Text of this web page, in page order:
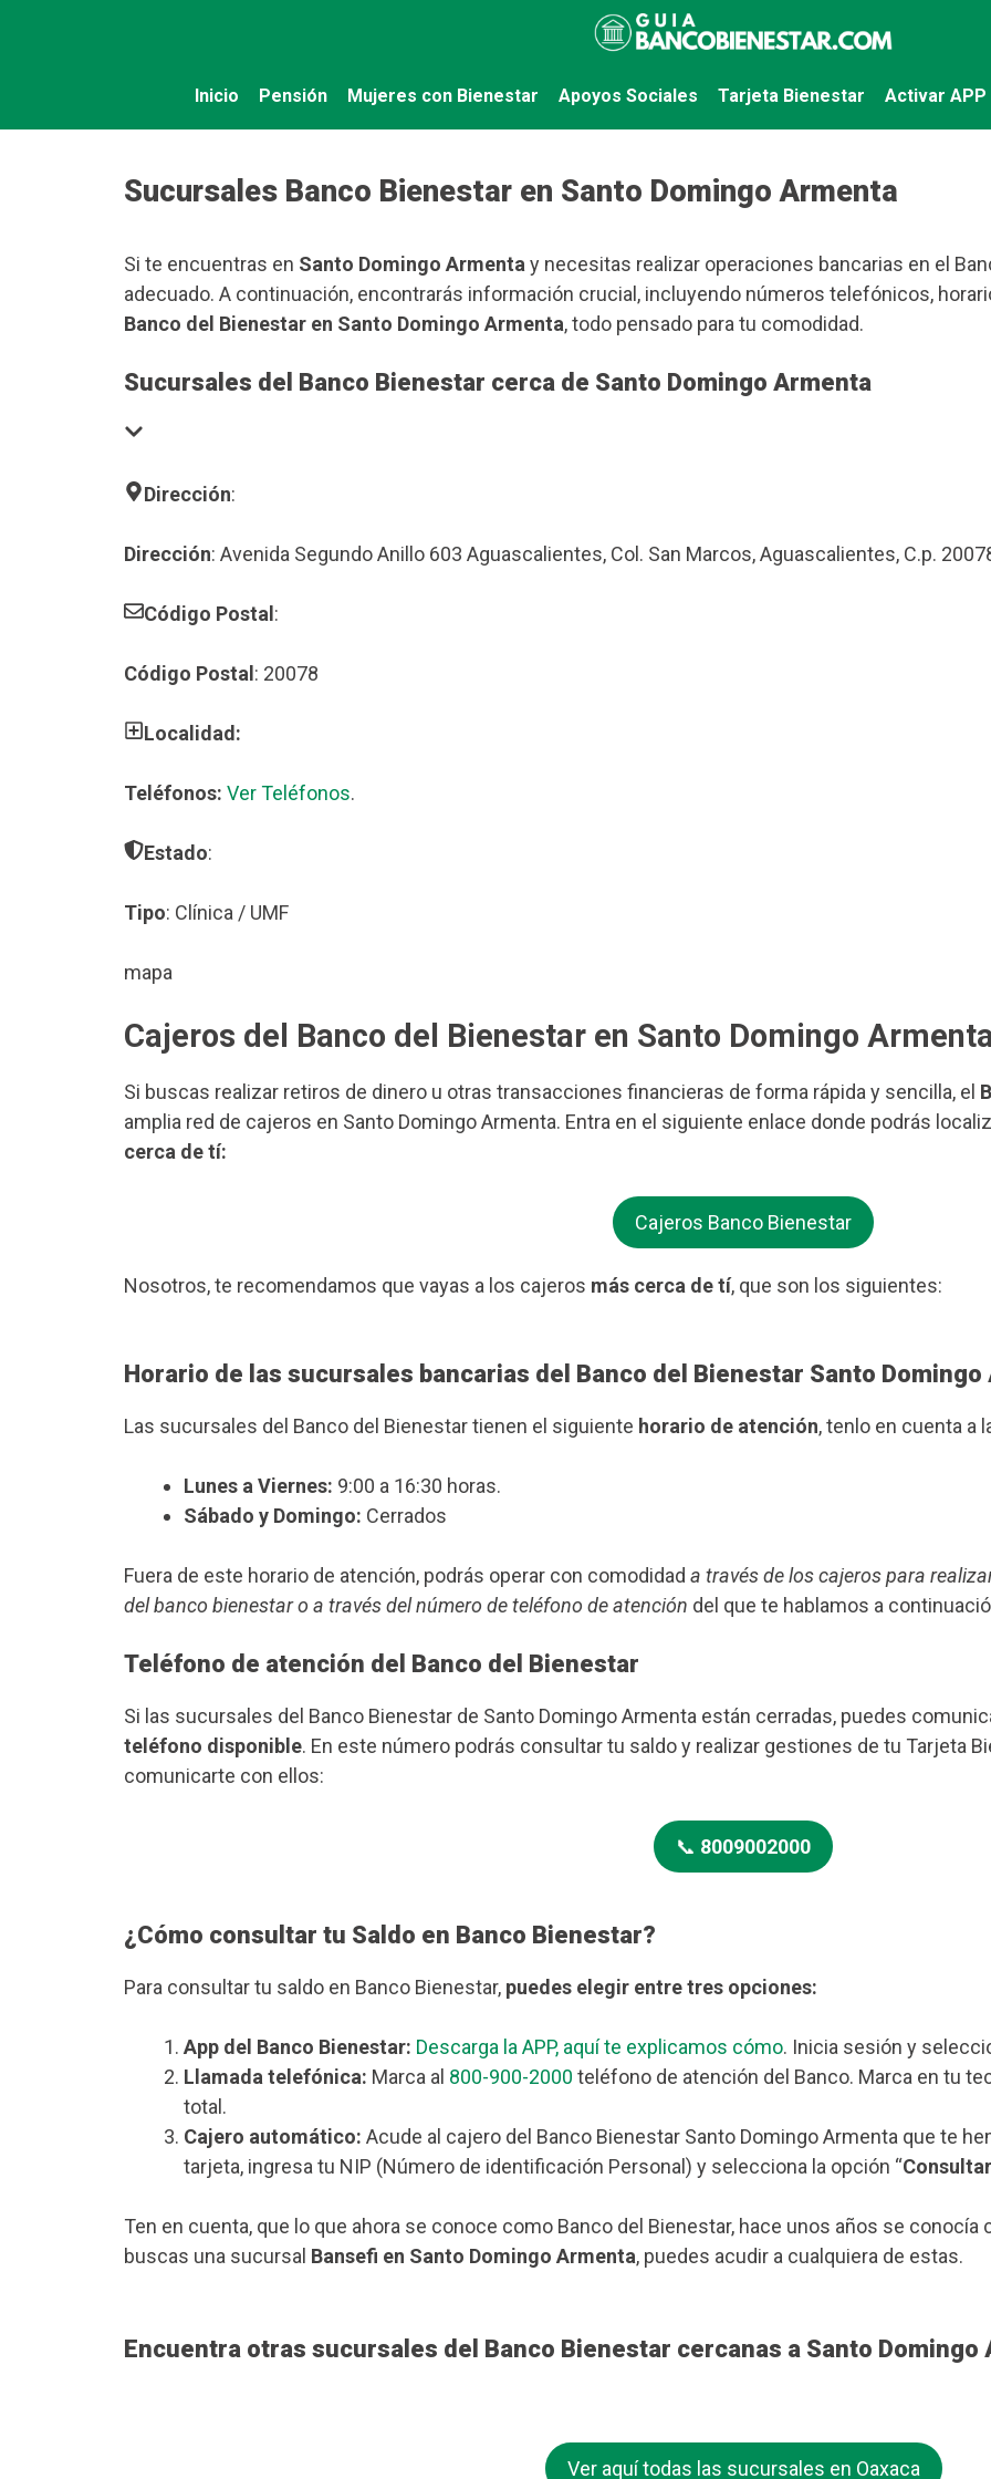
Inicio Pensión Mujeres con Bienestar Apoyos Sociales Tarjeta Bienestar Activar APP
Sucursales Banco Bienestar en Santo Domingo Armenta
Si te encuentras en Santo Domingo Armenta y necesitas realizar operaciones bancarias en el
adecuado. A continuación, encontrarás información crucial, incluyendo números telefónicos,
Banco del Bienestar en Santo Domingo Armenta, todo pensado para tu comodidad.
Sucursales del Banco Bienestar cerca de Santo Domingo Armenta
Dirección:
Dirección: Avenida Segundo Anillo 603 Aguascalientes, Col. San Marcos, Aguascalientes, C.p.
Código Postal :
Código Postal : 20078
Localidad:
Teléfonos: Ver Teléfonos.
Estado:
Tipo: Clínica / UMF
mapa
Cajeros del Banco del Bienestar en Santo Domingo
Si buscas realizar retiros de dinero u otras transacciones financieras de forma rápida y sencilla, el
amplia red de cajeros en Santo Domingo Armenta. Entra en el siguiente enlace donde podrás
cerca de tí:
Cajeros Banco Bienestar
Nosotros, te recomendamos que vayas a los cajeros más cerca de tí, que son los siguientes:
Horario de las sucursales bancarias del Banco del Bienestar Santo Domingo
Las sucursales del Banco del Bienestar tienen el siguiente horario de atención, tenlo en cuenta a
Lunes a Viernes: 9:00 a 16:30 horas.
Sábado y Domingo: Cerrados
Fuera de este horario de atención, podrás operar con comodidad a través de los cajeros para
del banco bienestar o a través del número de teléfono de atención del que te hablamos a
Teléfono de atención del Banco del Bienestar
Si las sucursales del Banco Bienestar de Santo Domingo Armenta están cerradas, puedes
teléfono disponible. En este número podrás consultar tu saldo y realizar gestiones de tu Tarjeta
comunicarte con ellos:
📞 8009002000
¿Cómo consultar tu Saldo en Banco Bienestar?
Para consultar tu saldo en Banco Bienestar, puedes elegir entre tres opciones:
App del Banco Bienestar: Descarga la APP, aquí te explicamos cómo. Inicia sesión y
Llamada telefónica: Marca al 800-900-2000 teléfono de atención del Banco. Marca en tu
total.
Cajero automático: Acude al cajero del Banco Bienestar Santo Domingo Armenta que te
tarjeta, ingresa tu NIP (Número de identificación Personal) y selecciona la opción “
Ten en cuenta, que lo que ahora se conoce como Banco del Bienestar, hace unos años se
buscas una sucursal Bansefi en Santo Domingo Armenta, puedes acudir a cualquiera de estas.
Encuentra otras sucursales del Banco Bienestar cercanas a Santo Domingo
Ver aquí todas las sucursales en Oaxaca